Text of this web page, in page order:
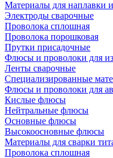
Материалы для наплавки
Электроды сварочные
Проволока сплошная
Проволока порошковая
Прутки присадочные
Флюсы и проволоки для
Ленты сварочные
Специализированные
Флюсы и проволоки для
Кислые флюсы
Нейтральные флюсы
Основные флюсы
Высокоосновные флюсы
Материалы для сварки
Проволока сплошная